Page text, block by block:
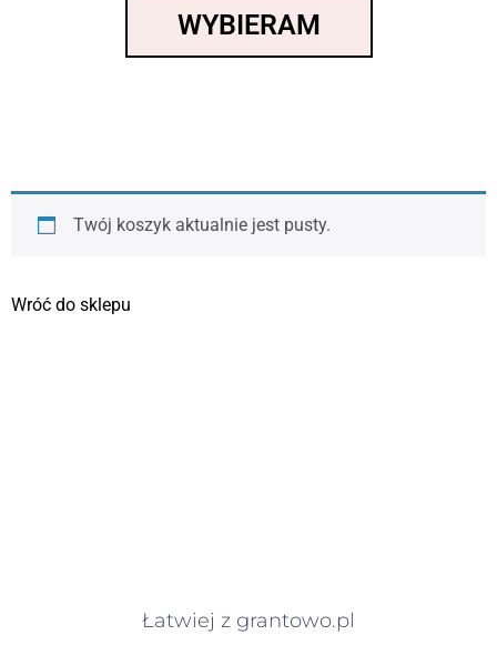
WYBIERAM
Twój koszyk aktualnie jest pusty.
Wróć do sklepu
Łatwiej z grantowo.pl